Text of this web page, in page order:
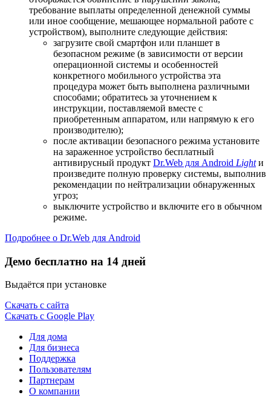
требование выплаты определенной денежной суммы
или иное сообщение, мешающее нормальной работе с
устройством), выполните следующие действия:
загрузите свой смартфон или планшет в
безопасном режиме (в зависимости от версии
операционной системы и особенностей
конкретного мобильного устройства эта
процедура может быть выполнена различными
способами; обратитесь за уточнением к
инструкции, поставляемой вместе с
приобретенным аппаратом, или напрямую к его
производителю);
после активации безопасного режима установите
на зараженное устройство бесплатный
антивирусный продукт Dr.Web для Android Lightи
произведите полную проверку системы, выполнив
рекомендации по нейтрализации обнаруженных
угроз;
выключите устройство и включите его в обычном
режиме.
Подробнее о Dr.Web для Android
Демо бесплатно на 14 дней
Выдаётся при установке
Скачать с сайта
Скачать с Google Play
Для дома
Для бизнеса
Поддержка
Пользователям
Партнерам
О компании